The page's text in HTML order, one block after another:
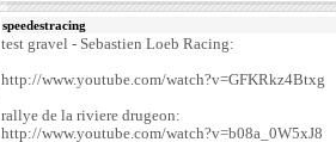
speedestracing
test gravel - Sebastien Loeb Racing:
http://www.youtube.com/watch?v=GFKRkz4Btxg
rallye de la riviere drugeon:
http://www.youtube.com/watch?v=b08a_0W5xJ8